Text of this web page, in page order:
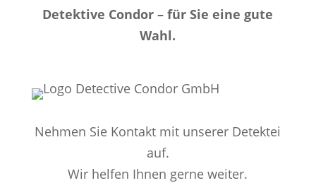
Detektive Condor – für Sie eine gute
Wahl.
Nehmen Sie Kontakt mit unserer Detektei
auf.
Wir helfen Ihnen gerne weiter.